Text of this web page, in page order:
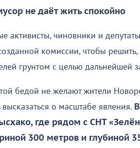
не даёт жить спокойно
активисты, чиновники и
комиссии, чтобы
грунтом с целью дальнейшей
бедой не желают жители
о масштабе явления.
где рядом с СНТ
300 метров и глубиной